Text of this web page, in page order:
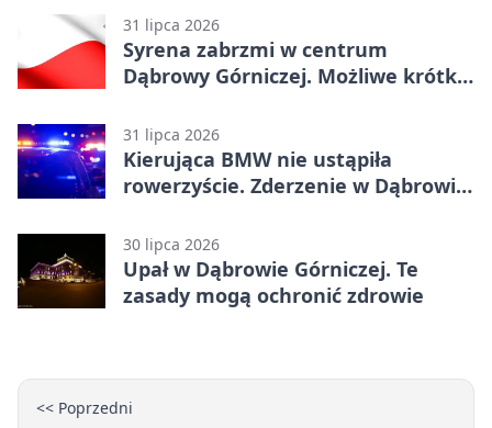
31 lipca 2026
Syrena zabrzmi w centrum
Dąbrowy Górniczej. Możliwe krótkie
31 lipca 2026
Kierująca BMW nie ustąpiła
rowerzyście. Zderzenie w Dąbrowie
30 lipca 2026
Upał w Dąbrowie Górniczej. Te
zasady mogą ochronić zdrowie
<< Poprzedni